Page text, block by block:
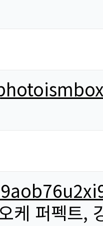
케 퍼펙트,